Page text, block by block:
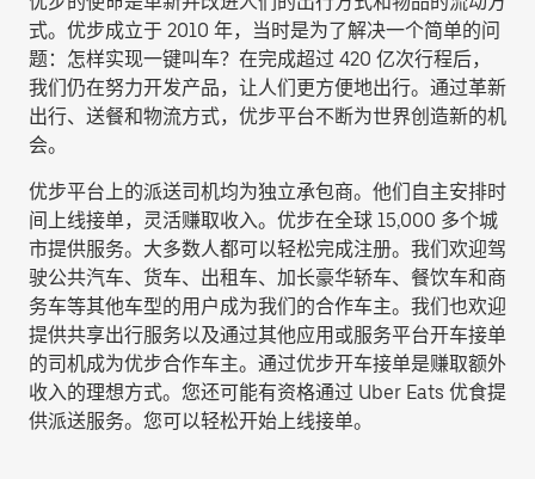
式。优步成立于 2010 年，当时是为了解决一个简单的问
题：怎样实现一键叫车？在完成超过 420 亿次行程后，
我们仍在努力开发产品，让人们更方便地出行。通过革新
出行、送餐和物流方式，优步平台不断为世界创造新的机
会。
优步平台上的派送司机均为独立承包商。他们自主安排时
间上线接单，灵活赚取收入。优步在全球 15,000 多个城
市提供服务。大多数人都可以轻松完成注册。我们欢迎驾
驶公共汽车、货车、出租车、加长豪华轿车、餐饮车和商
务车等其他车型的用户成为我们的合作车主。我们也欢迎
提供共享出行服务以及通过其他应用或服务平台开车接单
的司机成为优步合作车主。通过优步开车接单是赚取额外
收入的理想方式。您还可能有资格通过 Uber Eats 优食提
供派送服务。您可以轻松开始上线接单。